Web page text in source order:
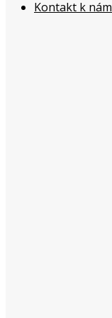
Kontakt k nám